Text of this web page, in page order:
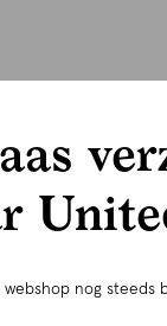
nog steeds